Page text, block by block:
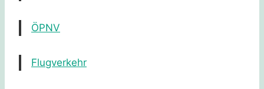
ÖPNV
Flugverkehr